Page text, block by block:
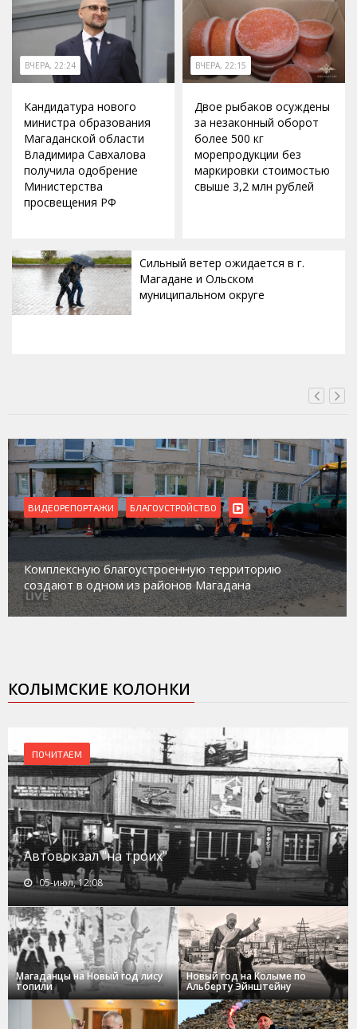
ВЧЕРА, 22:24
Кандидатура нового
министра образования
Магаданской области
Владимира Савхалова
получила одобрение
Министерства
просвещения РФ
ВЧЕРА, 22:15
Двое рыбаков осуждены
за незаконный оборот
более 500 кг
морепродукции без
маркировки стоимостью
свыше 3,2 млн рублей
Сильный ветер ожидается в г.
Магадане и Ольском
муниципальном округе
ВИДЕОРЕПОРТАЖИ
Магадан присоединился к пилотному проекту по
работе с несовершеннолетними из групп
социального риска «Переправа»
КОЛЫМСКИЕ КОЛОНКИ
ПОЧИТАЕМ
Автовокзал "на троих"
05-июл, 12:08
Магаданцы на Новый год лису
топили
Новый год на Колыме по
Альберту Эйнштейну